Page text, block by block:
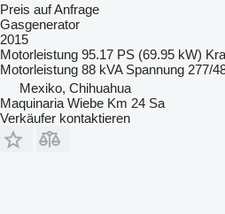
Preis auf Anfrage
Gasgenerator
2015
Motorleistung 95.17 PS (69.95 kW)
Motorleistung 88 kVA Spannung 277/
Mexiko, Chihuahua
Maquinaria Wiebe Km 24 Sa
Verkäufer kontaktieren